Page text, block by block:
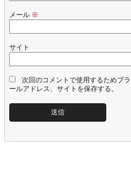
メール ※
サイト
次回のコメントで使用するためブ
ールアドレス、サイトを保存する。